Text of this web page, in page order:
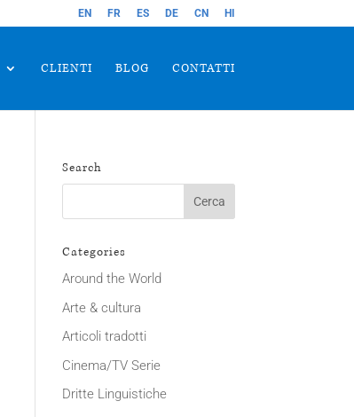
EN FR ES DE CN HI
CLIENTI BLOG CONTATTI
Search
Categories
Around the World
Arte & cultura
Articoli tradotti
Cinema/TV Serie
Dritte Linguistiche